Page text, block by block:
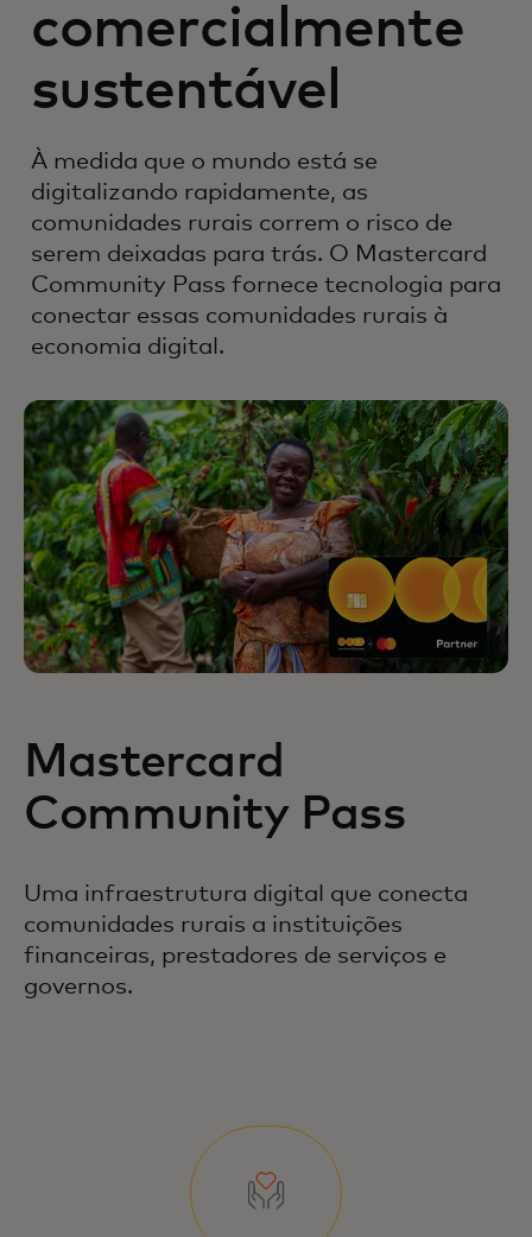
comercialmente
sustentável
À medida que o mundo está se
digitalizando rapidamente, as
comunidades rurais correm o risco de
serem deixadas para trás. O Mastercard
Community Pass fornece tecnologia para
conectar essas comunidades rurais à
economia digital.
Mastercard
Community Pass
Uma infraestrutura digital que conecta
comunidades rurais a instituições
financeiras, prestadores de serviços e
governos.